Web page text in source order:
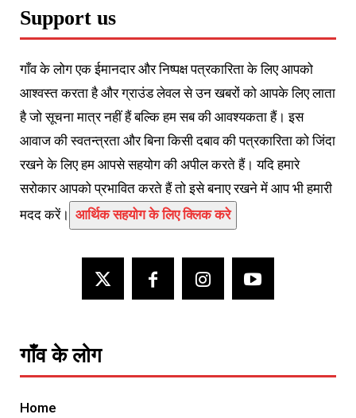
Support us
गाँव के लोग एक ईमानदार और निष्पक्ष पत्रकारिता के लिए आपको
आश्वस्त करता है और ग्राउंड लेवल से उन खबरों को आपके लिए लाता
है जो सूचना मात्र नहीं हैं बल्कि हम सब की आवश्यकता हैं। इस
आवाज की स्वतन्त्रता और बिना किसी दबाव की पत्रकारिता को जिंदा
रखने के लिए हम आपसे सहयोग की अपील करते हैं। यदि हमारे
सरोकार आपको प्रभावित करते हैं तो इसे बनाए रखने में आप भी हमारी
मदद करें। आर्थिक सहयोग के लिए क्लिक करे
गाँव के लोग
Home